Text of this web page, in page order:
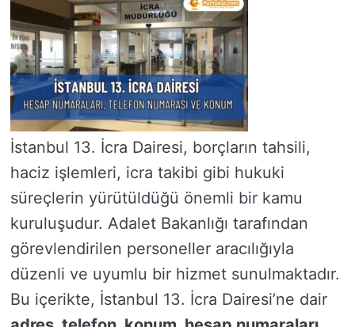
İstanbul 13. İcra Dairesi, borçların tahsili,
haciz işlemleri, icra takibi gibi hukuki
süreçlerin yürütüldüğü önemli bir kamu
kuruluşudur. Adalet Bakanlığı tarafından
görevlendirilen personeller aracılığıyla
düzenli ve uyumlu bir hizmet sunulmaktadır.
Bu içerikte, İstanbul 13. İcra Dairesi’ne dair